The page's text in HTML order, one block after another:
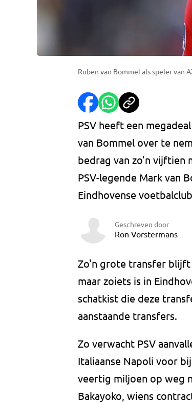
Ruben van Bommel als speler van
PSV heeft een
van Bommel over te
bedrag van zo'n vijftien
PSV-legende Mark van
Eindhovense
Geschreven door
Ron Vorstermans
Zo'n grote transfer blijft
maar zoiets is in
schatkist die deze
aanstaande transfers.
Zo verwacht PSV
Italiaanse Napoli voor
veertig miljoen op weg
Bakayoko, wiens